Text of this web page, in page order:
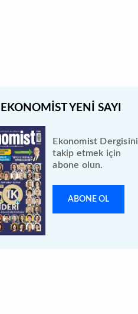
Ekonomist Dergisini
takip etmek için
abone olun.
ABONE OL